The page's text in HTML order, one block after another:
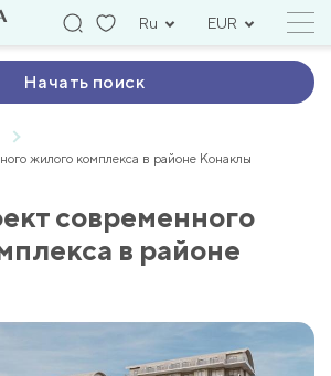
Ru EUR
Начать поиск
жилого комплекса в районе Конаклы
современного
в районе